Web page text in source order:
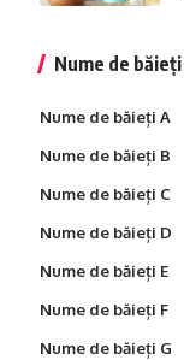
Nume de băieți
Nume de băieți A
Nume de băieți B
Nume de băieți C
Nume de băieți D
Nume de băieți E
Nume de băieți F
Nume de băieți G